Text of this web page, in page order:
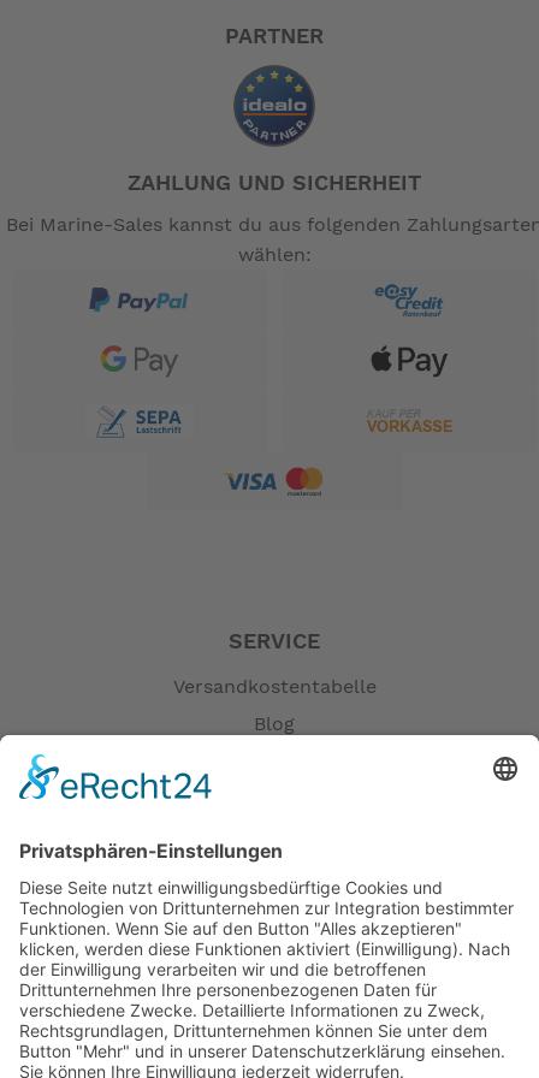
- Änderungen der Spezifikationen sind ohne
-- Auf Produktfotos angezeigte Dekorationsartikel
gehören nicht zum Leistungsumfang. --
PARTNER
ZAHLUNG UND SICHERHEIT
Bei Marine-Sales kannst du aus folgenden
wählen:
SERVICE
Versandkostentabelle
Blog
Versandpartner
Verfügbarkeiten
Zahlung und Versand
Datenschutz
Fernabsatz